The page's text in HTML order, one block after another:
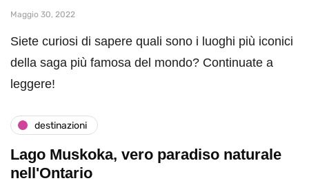
Maggio 30, 2022
Siete curiosi di sapere quali sono i luoghi più iconici
della saga più famosa del mondo? Continuate a
leggere!
destinazioni
Lago Muskoka, vero paradiso naturale
nell'Ontario